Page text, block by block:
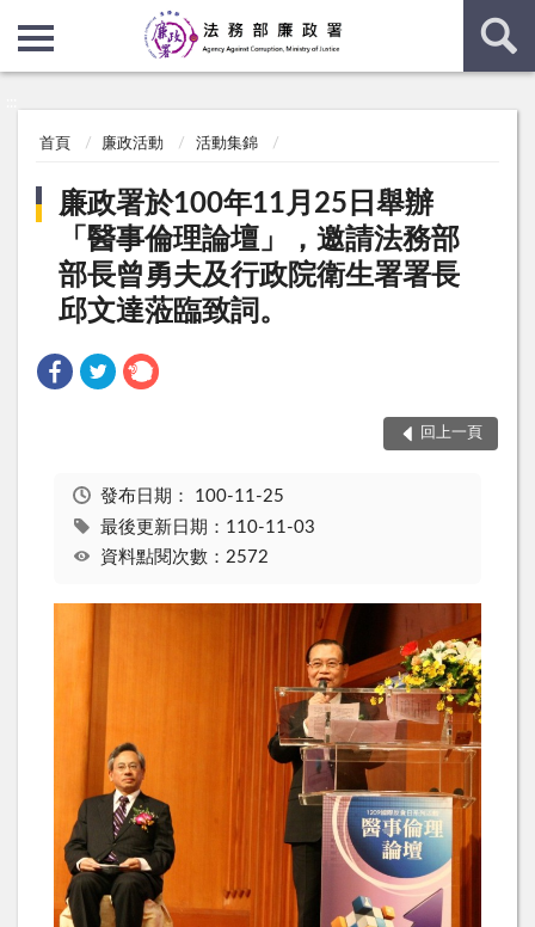
首頁 廉政活動 活動集錦
廉政署於100年11月25日舉辦
「醫事倫理論壇」，邀請法務部
部長曾勇夫及行政院衛生署署長
邱文達蒞臨致詞。
回上一頁
發布日期： 100-11-25
最後更新日期：110-11-03
資料點閱次數：2572